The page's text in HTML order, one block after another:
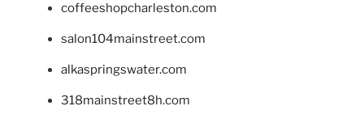
coffeeshopcharleston.com
salon104mainstreet.com
alkaspringswater.com
318mainstreet8h.com